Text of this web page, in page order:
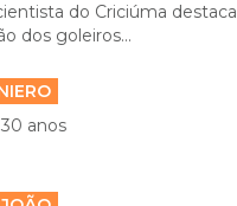
do Criciúma destaca
dos goleiros...
anos